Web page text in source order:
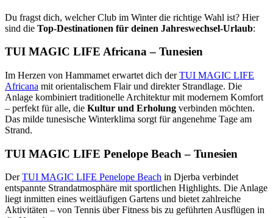
Du fragst dich, welcher Club im Winter die richtige Wahl ist? Hier
sind die Top-Destinationen für deinen Jahreswechsel-Urlaub:
TUI MAGIC LIFE Africana – Tunesien
Im Herzen von Hammamet erwartet dich derTUI MAGIC LIFE
Africana mit orientalischem Flair und direkter Strandlage. Die
Anlage kombiniert traditionelle Architektur mit modernem Komfort
– perfekt für alle, die Kultur und Erholung verbinden möchten.
Das milde tunesische Winterklima sorgt für angenehme Tage am
Strand.
TUI MAGIC LIFE Penelope Beach – Tunesien
DerTUI MAGIC LIFE Penelope Beach in Djerba verbindet
entspannte Strandatmosphäre mit sportlichen Highlights. Die Anlage
liegt inmitten eines weitläufigen Gartens und bietet zahlreiche
Aktivitäten – von Tennis über Fitness bis zu geführten Ausflügen in